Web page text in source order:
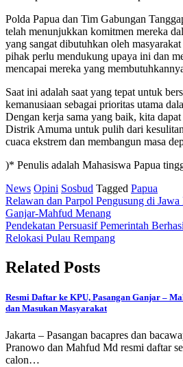
Polda Papua dan Tim Gabungan
telah menunjukkan komitmen mereka
yang sangat dibutuhkan oleh
pihak perlu mendukung upaya ini dan
mencapai mereka yang
Saat ini adalah saat yang tepat untuk
kemanusiaan sebagai prioritas utama
Dengan kerja sama yang baik, kita
Distrik Amuma untuk pulih dari
cuaca ekstrem dan membangun masa
)* Penulis adalah Mahasiswa Papua
News Opini Sosbud Tagged Papua
Post
navigation
Relawan dan Parpol Pengusung di
Ganjar-Mahfud Menang
Pendekatan Persuasif Pemerintah
Relokasi Pulau Rempang
Related Posts
Resmi Daftar ke KPU, Pasangan Ganjar –
dan Masukan Masyarakat
Jakarta – Pasangan bacapres dan
Pranowo dan Mahfud Md resmi daftar
calon…